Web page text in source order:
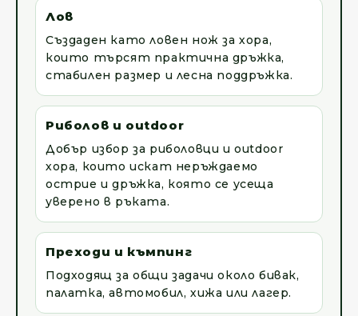
Лов
Създаден като ловен нож за хора,
които търсят практична дръжка,
стабилен размер и лесна поддръжка.
Риболов и outdoor
Добър избор за риболовци и outdoor
хора, които искат неръждаемо
острие и дръжка, която се усеща
уверено в ръката.
Преходи и къмпинг
Подходящ за общи задачи около бивак,
палатка, автомобил, хижа или лагер.